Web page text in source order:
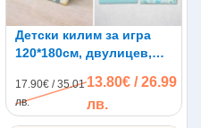
Детски килим за игра
120*180см, двулицев,
пяна
17.90€ / 35.01
лв.
13.80€ / 26.99
лв.